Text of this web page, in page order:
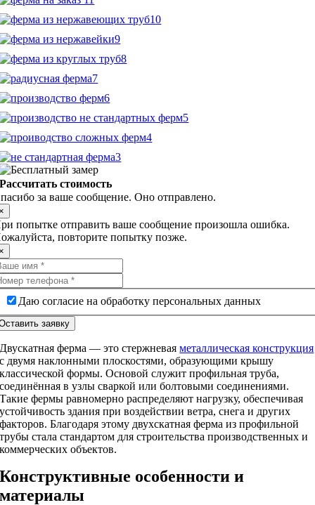
Рассчитать стоимость
за ваше сообщение. Оно отправлено.
попытке отправить ваше сообщение произошла ошибка.
повторите попытку позже.
Даю согласие на обработку персональных данных
заявку
Двускатная ферма — это стержневаяметаллическая конструкция
с двумя наклонными плоскостями, образующими крышу
классической формы. Основой служит профильная труба,
соединённая в узлы сваркой или болтовыми соединениями.
Такие фермы равномерно распределяют нагрузку, обеспечивая
устойчивость здания при воздействии ветра, снега и других
факторов. Благодаря этому двухскатная ферма из профильной
трубы стала стандартом для строительства производственных и
коммерческих объектов.
Конструктивные особенности и
материалы